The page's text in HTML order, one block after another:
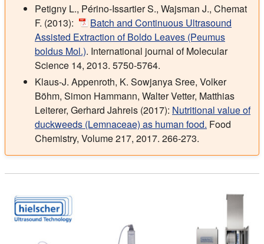
Petigny L., Périno-Issartier S., Wajsman J., Chemat
F. (2013):
Batch and Continuous Ultrasound
Assisted Extraction of Boldo Leaves (Peumus
boldus Mol.). International journal of Molecular
Science 14, 2013. 5750-5764.
Klaus-J. Appenroth, K. Sowjanya Sree, Volker
Böhm, Simon Hammann, Walter Vetter, Matthias
Leiterer, Gerhard Jahreis (2017): Nutritional value of
duckweeds (Lemnaceae) as human food. Food
Chemistry, Volume 217, 2017. 266-273.